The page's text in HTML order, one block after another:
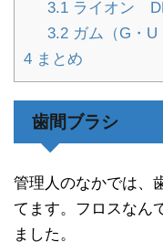
3.1ライオン
3.2ガム（G・U
4 まとめ
歯間ブラシ
管理人のなかでは、
てます。フロスなん
ました。